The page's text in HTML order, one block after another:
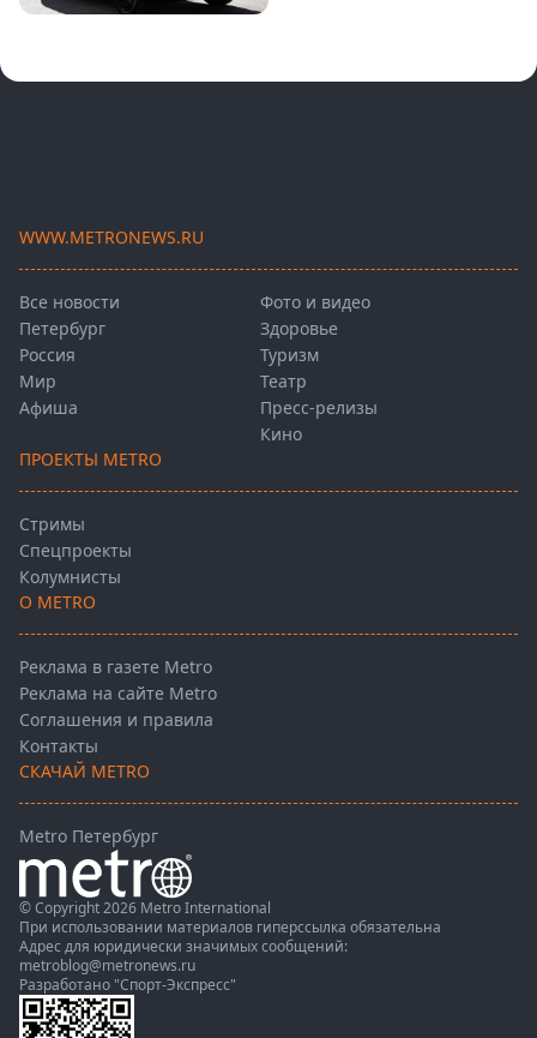
WWW.METRONEWS.RU
Все новости
Петербург
Россия
Мир
Афиша
Фото и видео
Здоровье
Туризм
Театр
Пресс-релизы
Кино
ПРОЕКТЫ METRO
Стримы
Спецпроекты
Колумнисты
О METRO
Реклама в газете Metro
Реклама на сайте Metro
Соглашения и правила
Контакты
СКАЧАЙ METRO
Metro Петербург
© Copyright 2026 Metro International
При использовании материалов гиперссылка обязательна
Адрес для юридически значимых сообщений:
metroblog@metronews.ru
Разработано "Спорт-Экспресс"